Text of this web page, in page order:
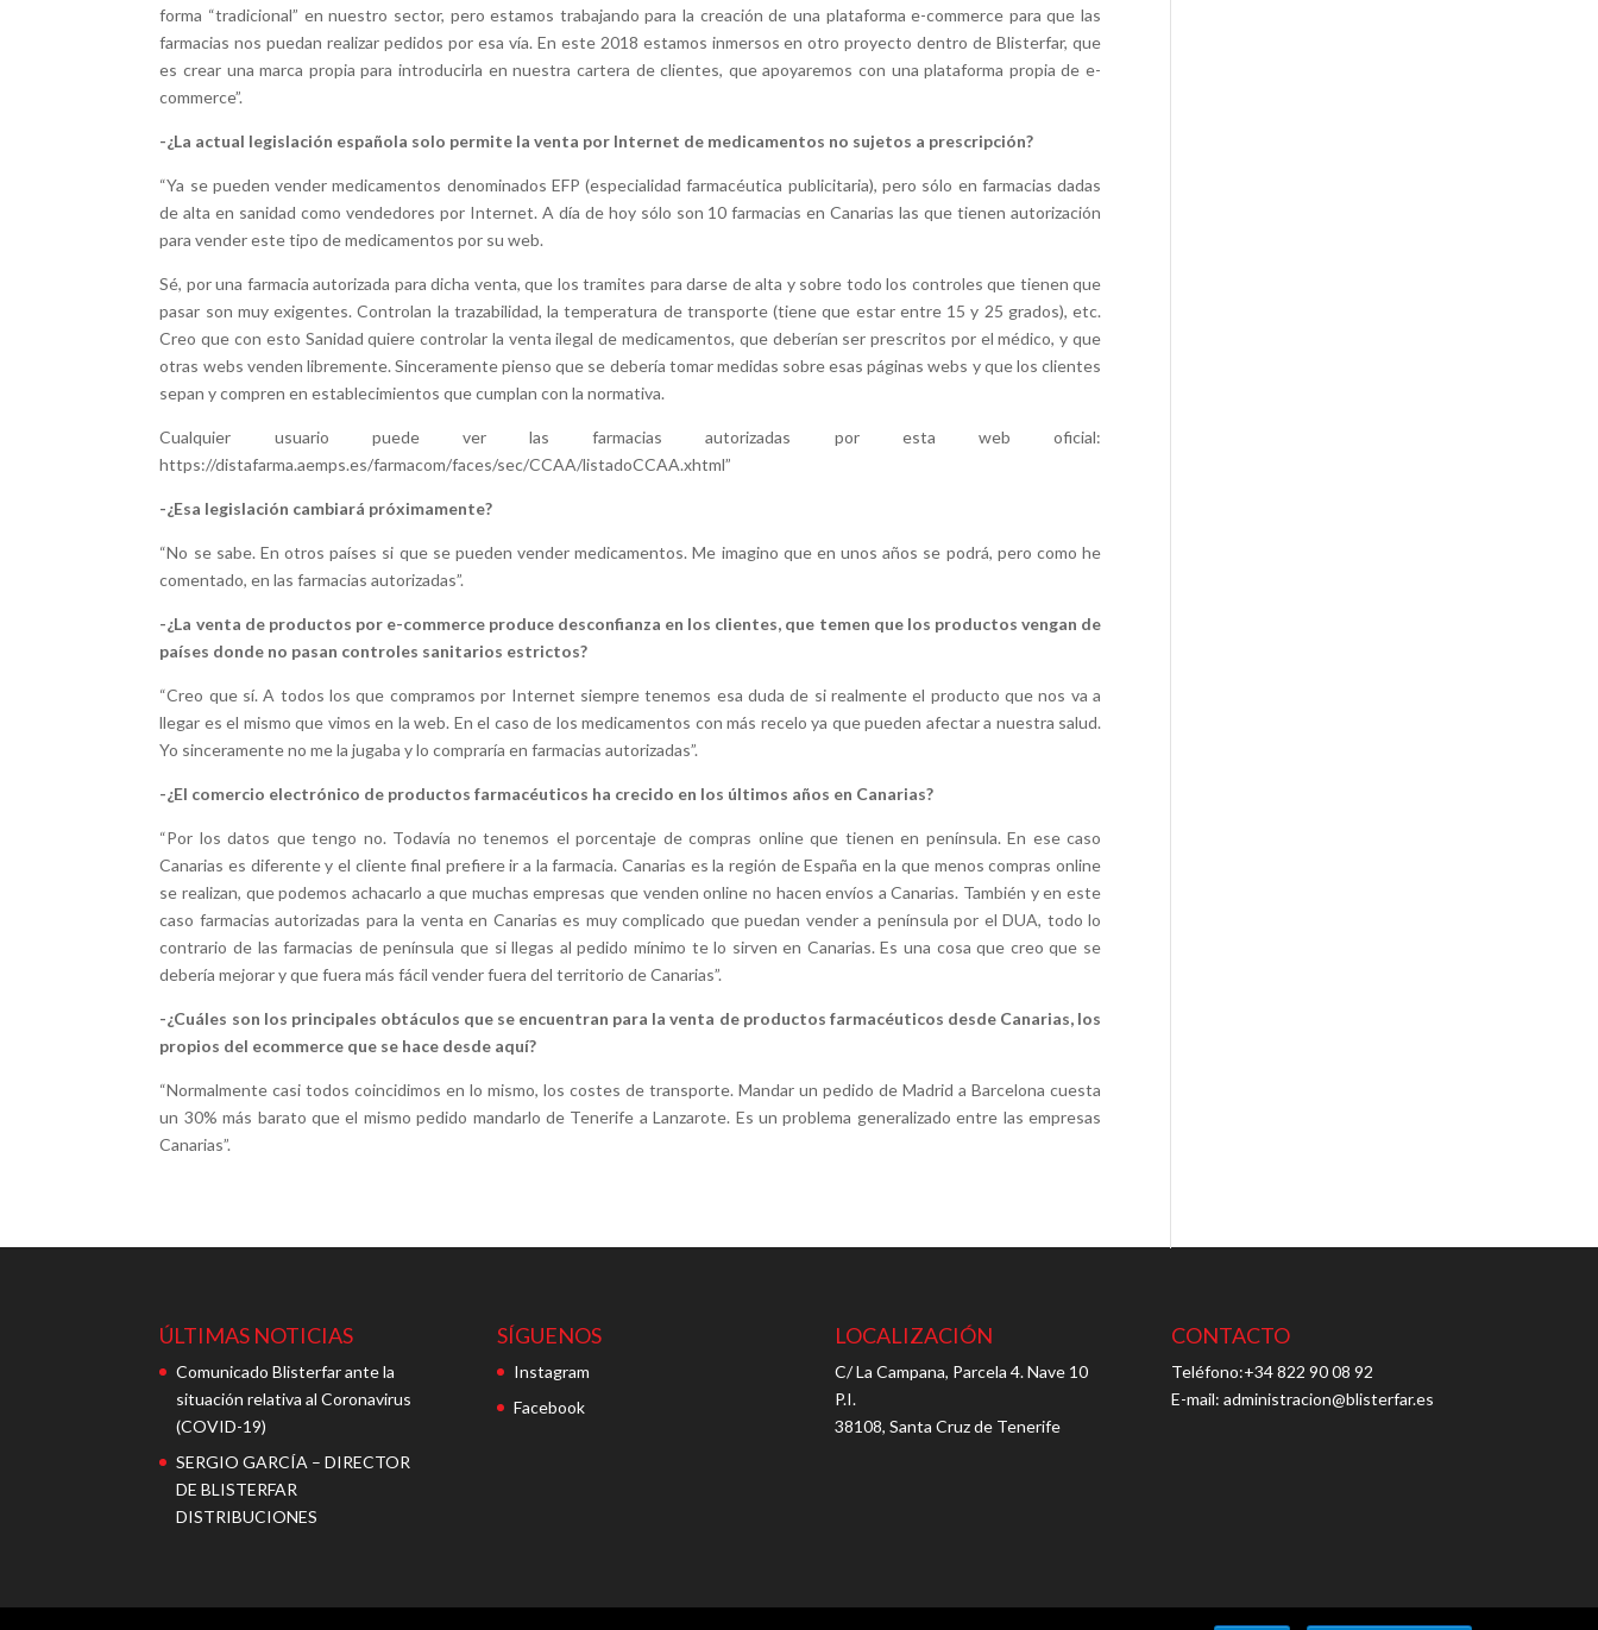
forma “tradicional” en nuestro sector, pero estamos trabajando para la creación de una plataforma e-commerce para que las
farmacias nos puedan realizar pedidos por esa vía. En este 2018 estamos inmersos en otro proyecto dentro de Blisterfar, que
es crear una marca propia para introducirla en nuestra cartera de clientes, que apoyaremos con una plataforma propia de e-
commerce”.
-¿La actual legislación española solo permite la venta por Internet de medicamentos no sujetos a prescripción?
“Ya se pueden vender medicamentos denominados EFP (especialidad farmacéutica publicitaria), pero sólo en farmacias dadas
de alta en sanidad como vendedores por Internet. A día de hoy sólo son 10 farmacias en Canarias las que tienen autorización
para vender este tipo de medicamentos por su web.
Sé, por una farmacia autorizada para dicha venta, que los tramites para darse de alta y sobre todo los controles que tienen que
pasar son muy exigentes. Controlan la trazabilidad, la temperatura de transporte (tiene que estar entre 15 y 25 grados), etc.
Creo que con esto Sanidad quiere controlar la venta ilegal de medicamentos, que deberían ser prescritos por el médico, y que
otras webs venden libremente. Sinceramente pienso que se debería tomar medidas sobre esas páginas webs y que los clientes
sepan y compren en establecimientos que cumplan con la normativa.
Cualquier usuario puede ver las farmacias autorizadas por esta web oficial:
https://distafarma.aemps.es/farmacom/faces/sec/CCAA/listadoCCAA.xhtml”
-¿Esa legislación cambiará próximamente?
“No se sabe. En otros países si que se pueden vender medicamentos. Me imagino que en unos años se podrá, pero como he
comentado, en las farmacias autorizadas”.
-¿La venta de productos por e-commerce produce desconfianza en los clientes, que temen que los productos vengan de
países donde no pasan controles sanitarios estrictos?
“Creo que sí. A todos los que compramos por Internet siempre tenemos esa duda de si realmente el producto que nos va a
llegar es el mismo que vimos en la web. En el caso de los medicamentos con más recelo ya que pueden afectar a nuestra salud.
Yo sinceramente no me la jugaba y lo compraría en farmacias autorizadas”.
-¿El comercio electrónico de productos farmacéuticos ha crecido en los últimos años en Canarias?
“Por los datos que tengo no. Todavía no tenemos el porcentaje de compras online que tienen en península. En ese caso
Canarias es diferente y el cliente final prefiere ir a la farmacia. Canarias es la región de España en la que menos compras online
se realizan, que podemos achacarlo a que muchas empresas que venden online no hacen envíos a Canarias. También y en este
caso farmacias autorizadas para la venta en Canarias es muy complicado que puedan vender a península por el DUA, todo lo
contrario de las farmacias de península que si llegas al pedido mínimo te lo sirven en Canarias. Es una cosa que creo que se
debería mejorar y que fuera más fácil vender fuera del territorio de Canarias”.
-¿Cuáles son los principales obtáculos que se encuentran para la venta de productos farmacéuticos desde Canarias, los
propios del ecommerce que se hace desde aquí?
“Normalmente casi todos coincidimos en lo mismo, los costes de transporte. Mandar un pedido de Madrid a Barcelona cuesta
un 30% más barato que el mismo pedido mandarlo de Tenerife a Lanzarote. Es un problema generalizado entre las empresas
Canarias”.
ÚLTIMAS NOTICIAS
Comunicado Blisterfar ante la
situación relativa al Coronavirus
(COVID-19)
SERGIO GARCÍA – DIRECTOR
DE BLISTERFAR
DISTRIBUCIONES
SÍGUENOS
Instagram
Facebook
LOCALIZACIÓN
C/ La Campana, Parcela 4. Nave 10
P.I.
38108, Santa Cruz de Tenerife
CONTACTO
Teléfono:+34 822 90 08 92
E-mail: administracion@blisterfar.es